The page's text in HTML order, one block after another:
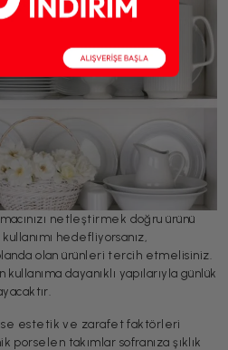
netleştirmek doğru ürünü
hedefliyorsanız,
olan ürünleri tercih etmelisiniz.
dayanıklı yapılarıyla günlük
estetik ve zarafet faktörleri
porselen takımlar sofranıza şıklık